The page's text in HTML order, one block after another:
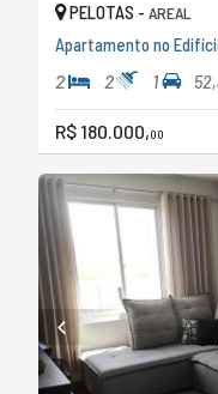
PELOTAS - AREAL
Apartamento no
2 2 1 52,
R$ 180.000,00